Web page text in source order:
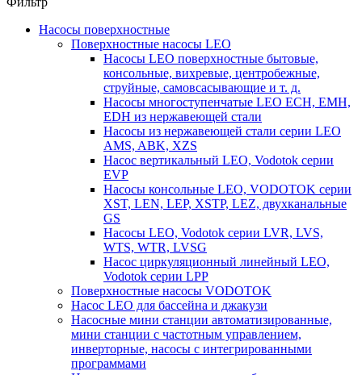
Насосы поверхностные
Поверхностные насосы LEO
Насосы LEO поверхностные бытовые,
консольные, вихревые, центробежные,
струйные, самовсасывающие и т. д.
Насосы многоступенчатые LEO ECH, EMH,
EDH из нержавеющей стали
Насосы из нержавеющей стали серии LEO
AMS, ABK, XZS
Насос вертикальный LEO, Vodotok серии
EVP
Насосы консольные LEO, VODOTOK серии
XST, LEN, LEP, XSTP, LEZ, двухканальные
GS
Насосы LEO, Vodotok серии LVR, LVS,
WTS, WTR, LVSG
Насос циркуляционный линейный LEO,
Vodotok серии LPP
Поверхностные насосы VODOTOK
Насос LEO для бассейна и джакузи
Насосные мини станции автоматизированные,
мини станции с частотным управлением,
инверторные, насосы с интегрированными
программами